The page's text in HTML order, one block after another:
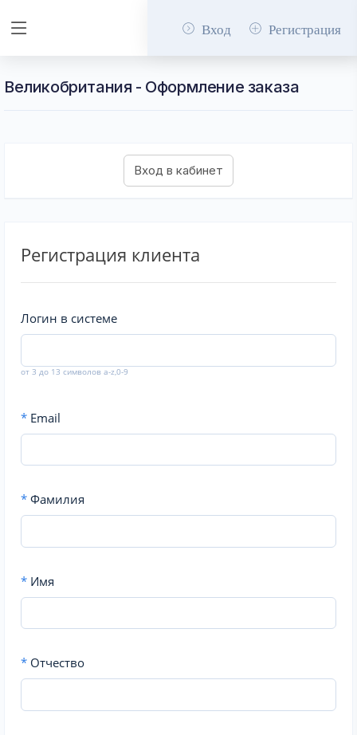
Вход Регистрация
Великобритания - Оформление заказа
Регистрация клиента
Логин в системе
от 3 до 13 символов a-z,0-9
* Email
* Фамилия
* Имя
* Отчество